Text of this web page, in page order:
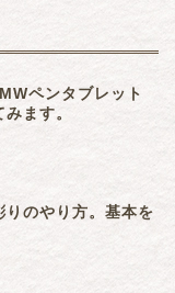
ペンタブレット
ます。
りのやり方。基本を